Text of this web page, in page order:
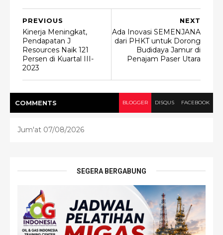
NEXT
Ada Inovasi SEMENJANA
dari PHKT untuk Dorong
Budidaya Jamur di
Penajam Paser Utara
PREVIOUS
Kinerja Meningkat,
Pendapatan J
Resources Naik 121
Persen di Kuartal III-
2023
COMMENTS BLOGGER DISQUS FACEBOOK
Jum'at 07/08/2026
SEGERA BERGABUNG